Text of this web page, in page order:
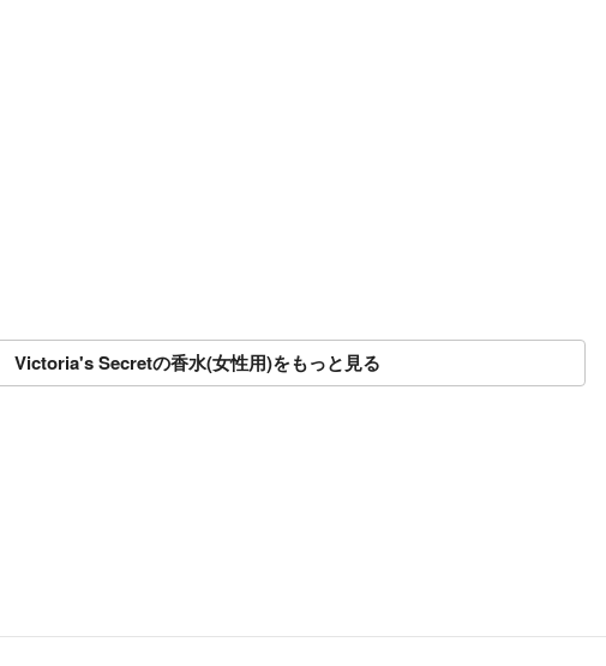
Victoria's Secretの香水(女性用)をもっと見る